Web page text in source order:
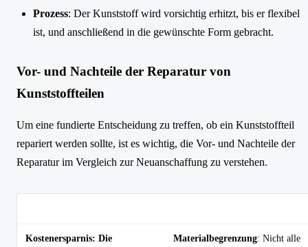
Prozess: Der Kunststoff wird vorsichtig erhitzt, bis er flexibel
ist, und anschließend in die gewünschte Form gebracht.
Vor- und Nachteile der Reparatur von
Kunststoffteilen
Um eine fundierte Entscheidung zu treffen, ob ein Kunststoffteil
repariert werden sollte, ist es wichtig, die Vor- und Nachteile der
Reparatur im Vergleich zur Neuanschaffung zu verstehen.
Kostenersparnis: Die
Materialbegrenzung: Nicht alle